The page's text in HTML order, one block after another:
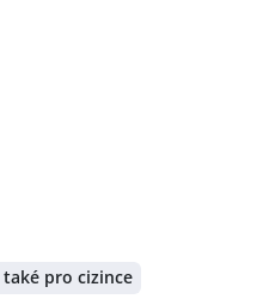
pro cizince